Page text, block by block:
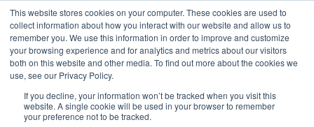
This website stores cookies on your computer. These cookies are used to
collect information about how you interact with our website and allow us to
remember you. We use this information in order to improve and customize
your browsing experience and for analytics and metrics about our visitors
both on this website and other media. To find out more about the cookies we
use, see our Privacy Policy.
If you decline, your information won’t be tracked when you visit this
website. A single cookie will be used in your browser to remember
your preference not to be tracked.
content